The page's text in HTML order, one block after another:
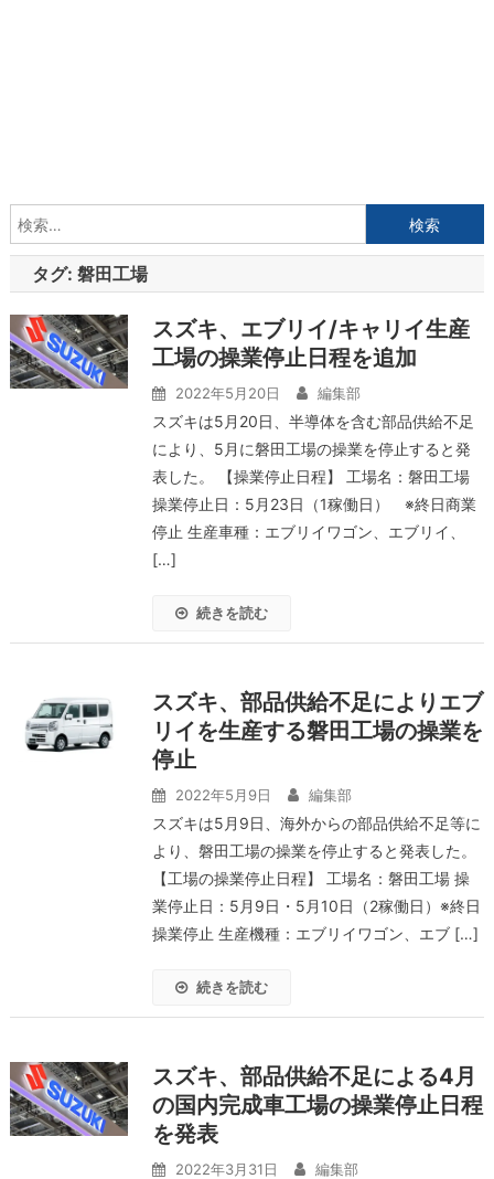
索:
タグ: 磐田工場
スズキ、エブリイ/キャリイ生産
工場の操業停止日程を追加
2022年5月20日 編集部
スズキは5月20日、半導体を含む部品供給不足
により、5月に磐田工場の操業を停止すると発
表した。 【操業停止日程】 工場名：磐田工場
操業停止日：5月23日（1稼働日） ※終日商業
停止 生産車種：エブリイワゴン、エブリイ、
[…]
続きを読む
スズキ、部品供給不足によりエブ
リイを生産する磐田工場の操業を
停止
2022年5月9日 編集部
スズキは5月9日、海外からの部品供給不足等に
より、磐田工場の操業を停止すると発表した。
【工場の操業停止日程】 工場名：磐田工場 操
業停止日：5月9日・5月10日（2稼働日）※終日
操業停止 生産機種：エブリイワゴン、エブ […]
続きを読む
スズキ、部品供給不足による4月
の国内完成車工場の操業停止日程
を発表
2022年3月31日 編集部